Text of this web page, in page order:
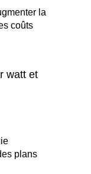
la
coûts
watt et
plans